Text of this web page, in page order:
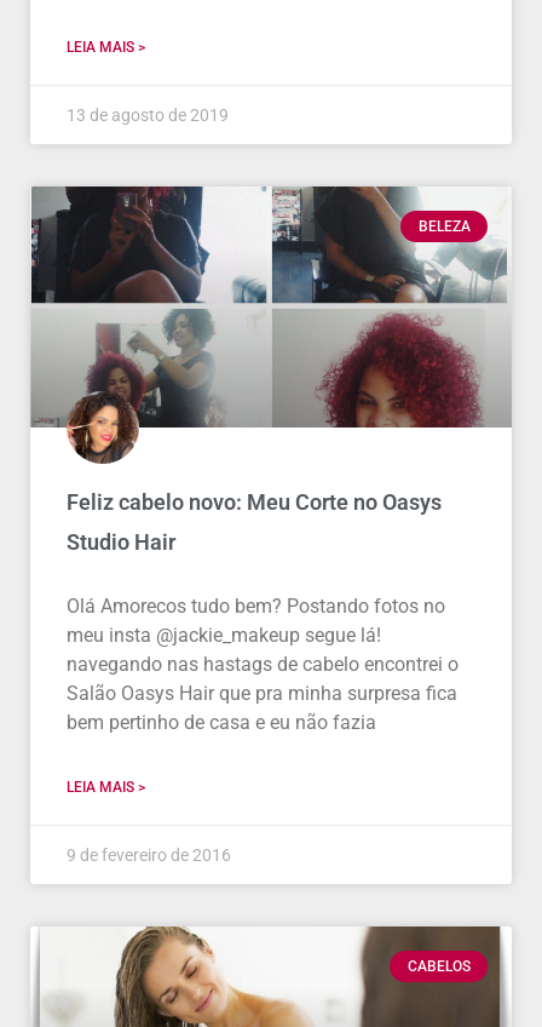
LEIA MAIS >
13 de agosto de 2019
BELEZA
Feliz cabelo novo: Meu Corte no Oasys
Studio Hair
Olá Amorecos tudo bem? Postando fotos no
meu insta @jackie_makeup segue lá!
navegando nas hastags de cabelo encontrei o
Salão Oasys Hair que pra minha surpresa fica
bem pertinho de casa e eu não fazia
LEIA MAIS >
9 de fevereiro de 2016
CABELOS